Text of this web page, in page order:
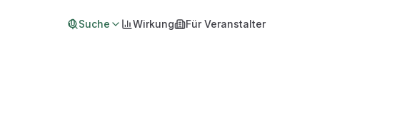
Suche Wirkung Für Veranstalter